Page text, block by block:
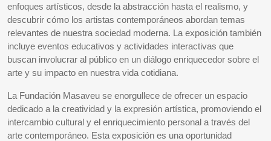
enfoques artísticos, desde la abstracción hasta el realismo, y
descubrir cómo los artistas contemporáneos abordan temas
relevantes de nuestra sociedad moderna. La exposición también
incluye eventos educativos y actividades interactivas que
buscan involucrar al público en un diálogo enriquecedor sobre el
arte y su impacto en nuestra vida cotidiana.
La Fundación Masaveu se enorgullece de ofrecer un espacio
dedicado a la creatividad y la expresión artística, promoviendo el
intercambio cultural y el enriquecimiento personal a través del
arte contemporáneo. Esta exposición es una oportunidad